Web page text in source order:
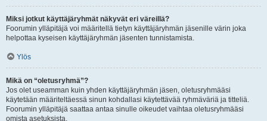
Miksi jotkut käyttäjäryhmät näkyvät eri väreillä?
Foorumin ylläpitäjä voi määritellä tietyn käyttäjäryhmän jäsenille värin joka
helpottaa kyseisen käyttäjäryhmän jäsenten tunnistamista.
Ylös
Mikä on “oletusryhmä”?
Jos olet useamman kuin yhden käyttäjäryhmän jäsen, oletusryhmääsi
käytetään määriteltäessä sinun kohdallasi käytettävää ryhmäväriä ja titteliä.
Foorumin ylläpitäjä saattaa antaa sinulle oikeudet vaihtaa oletusryhmääsi
omista asetuksista.